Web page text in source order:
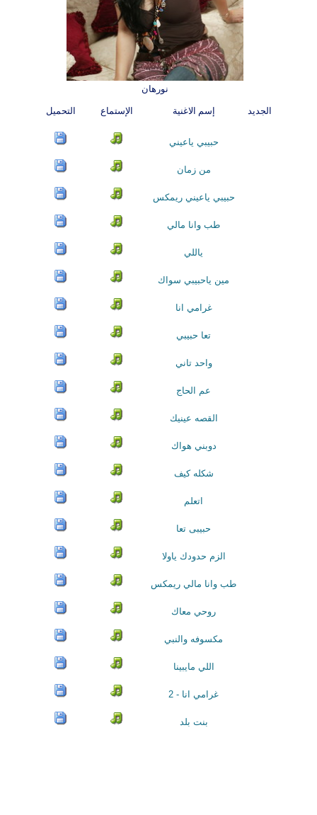
نورهان
الجديد إسم الاغنية الإستماع التحميل
حبيبي ياعيني
من زمان
حبيبي ياعيني ريمكس
طب وانا مالي
ياللي
مين ياحبيبي سواك
غرامي انا
تعا حبيبي
واحد تاني
عم الحاج
القصه عينيك
دوبني هواك
شكله كيف
اتعلم
حبيبى تعا
الزم حدودك ياولا
طب وانا مالي ريمكس
روحي معاك
مكسوفه والنبي
اللي مايبينا
غرامي انا - 2
بنت بلد